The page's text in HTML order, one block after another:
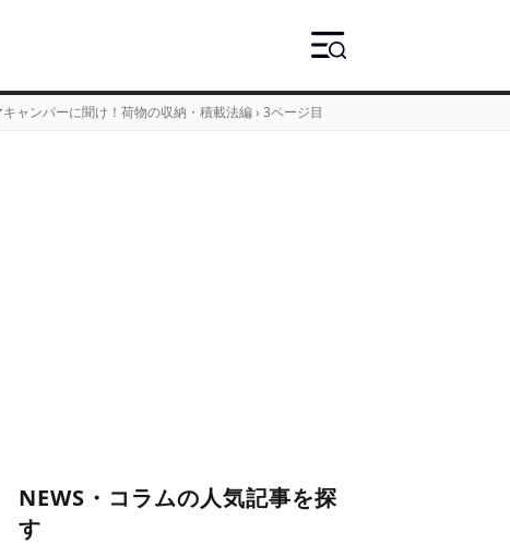
キャンパーに聞け！荷物の収納・積載法編 › 3ページ目
NEWS・コラムの人気記事を探
す